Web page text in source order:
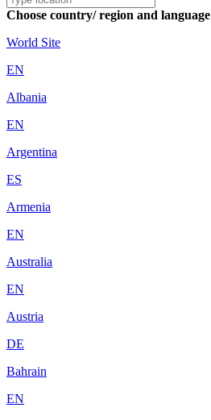
Choose country/ region and language
World Site
EN
Albania
EN
Argentina
ES
Armenia
EN
Australia
EN
Austria
DE
Bahrain
EN